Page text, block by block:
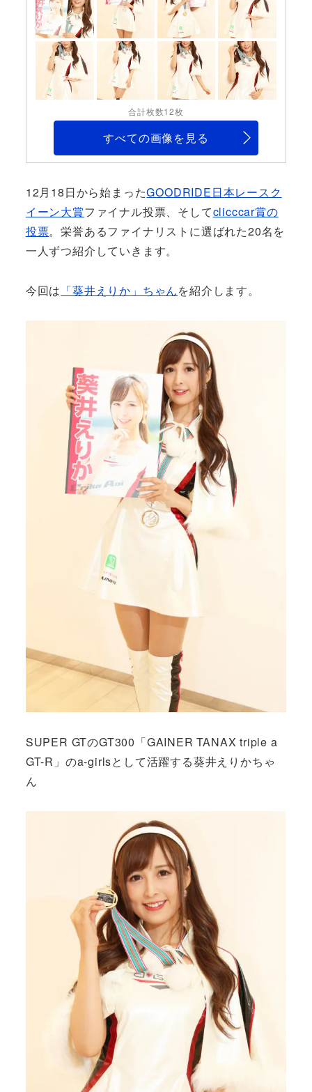
合計枚数12枚
すべての画像を見る
12月18日から始まったGOODRIDE日本レースク
イーン大賞ファイナル投票、そしてclicccar賞の
投票。栄誉あるファイナリストに選ばれた20名を
一人ずつ紹介していきます。
今回は 「葵井えりか」ちゃんを紹介します。
SUPER GTのGT300「GAINER TANAX triple a
GT-R」のa-girlsとして活躍する葵井えりかちゃ
ん